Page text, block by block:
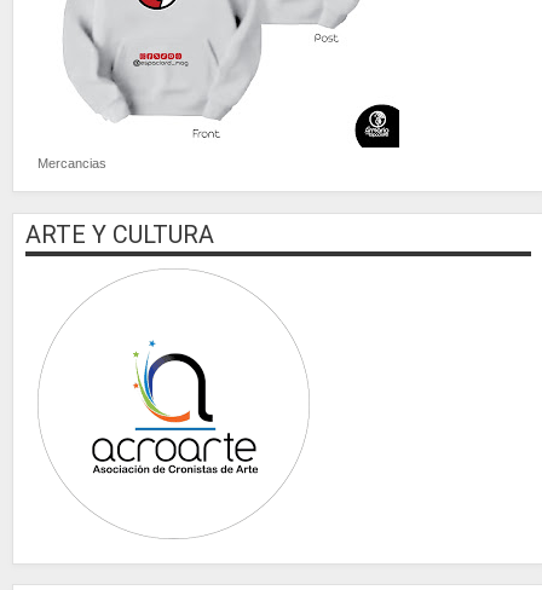
Mercancias
ARTE Y CULTURA